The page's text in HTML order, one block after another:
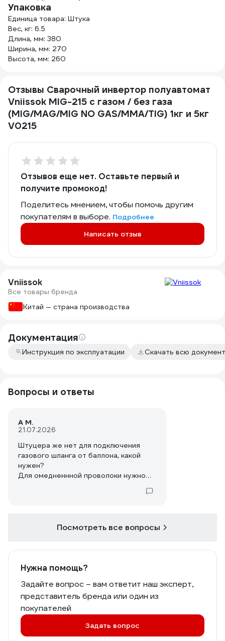
Упаковка
Единица товара: Штука
Вес, кг: 6.5
Длина, мм: 380
Ширина, мм: 270
Высота, мм: 260
Отзывы Сварочный инвертор полуавтомат
Vniissok MIG-215 с газом / без газа
(MIG/MAG/MIG NO GAS/ММА/TIG) 1кг и 5кг
V0215
Отзывов еще нет. Оставьте первый и
получите промокод!
Поделитесь мнением, чтобы помочь другим
покупателям в выборе. Подробнее
Написать отзыв
Vniissok
Все товары бренда
Китай — страна производства
Документация
Инструкция по эксплуатации Скачать всю
Вопросы и ответы
А М.
21.07.2026
Штуцера же нет для подключения
газового шланга от баллона, какой
нужен?
Для омедненнной проволоки нужно
Посмотреть все вопросы
Нужна помощь?
Задайте вопрос – вам ответит наш эксперт,
представитель бренда или один из
покупателей
Задать вопрос